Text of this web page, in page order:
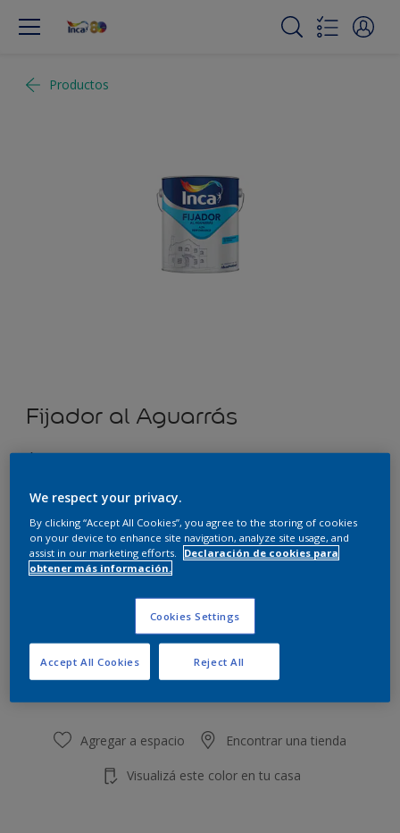
Productos
Fijador al Aguarrás
4 L 20 L
Cantidad Calculadora de pintura
Calcular
Agregar a la lista de deseos
Agregar a espacio Encontrar una tienda
Visualizá este color en tu casa
We respect your privacy.
By clicking “Accept All Cookies”, you agree to the storing of cookies
on your device to enhance site navigation, analyze site usage, and
assist in our marketing efforts.
Declaración de cookies para
obtener más información.
Cookies Settings
Reject All
Accept All Cookies